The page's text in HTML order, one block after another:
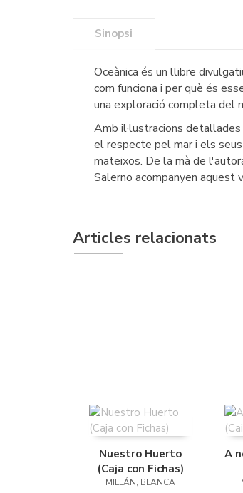
Sinopsi
Oceànica és un llibre
com funciona i per què és
una exploració completa del
Amb il·lustracions detallades
el respecte pel mar i els
mateixos. De la mà de
Salerno acompanyen aquest
Articles relacionats
Nuestro Huerto
(Caja con Fichas)
MILLÁN, BLANCA
A